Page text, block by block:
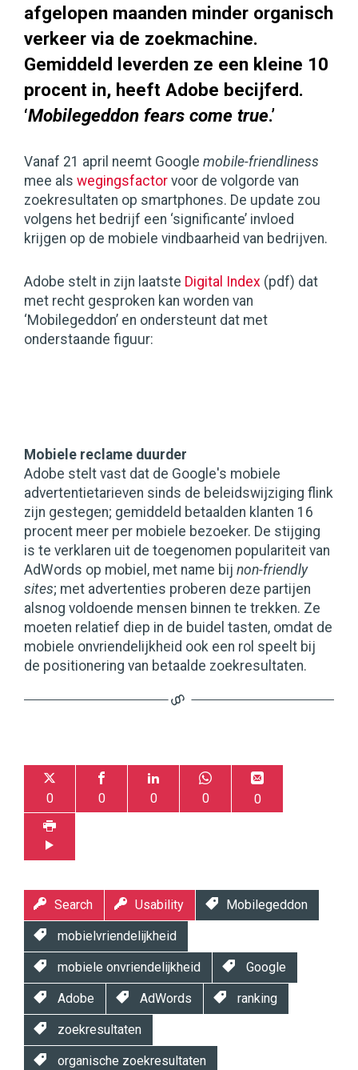
afgelopen maanden minder organisch
verkeer via de zoekmachine.
Gemiddeld leverden ze een kleine 10
procent in, heeft Adobe becijferd.
‘Mobilegeddon fears come true.’
Vanaf 21 april neemt Google mobile-friendliness
mee als wegingsfactor voor de volgorde van
zoekresultaten op smartphones. De update zou
volgens het bedrijf een ‘significante’ invloed
krijgen op de mobiele vindbaarheid van bedrijven.
Adobe stelt in zijn laatste Digital Index (pdf) dat
met recht gesproken kan worden van
‘Mobilegeddon’ en ondersteunt dat met
onderstaande figuur:
Mobiele reclame duurder
Adobe stelt vast dat de Google's mobiele
advertentietarieven sinds de beleidswijziging flink
zijn gestegen; gemiddeld betaalden klanten 16
procent meer per mobiele bezoeker. De stijging
is te verklaren uit de toegenomen populariteit van
AdWords op mobiel, met name bij non-friendly
sites; met advertenties proberen deze partijen
alsnog voldoende mensen binnen te trekken. Ze
moeten relatief diep in de buidel tasten, omdat de
mobiele onvriendelijkheid ook een rol speelt bij
de positionering van betaalde zoekresultaten.
0 0 0 0 0
Search Usability Mobilegeddon
mobielvriendelijkheid
mobiele onvriendelijkheid Google
Adobe AdWords ranking
zoekresultaten
organische zoekresultaten